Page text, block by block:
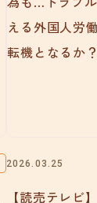
2026.03.25
【読売テレビ